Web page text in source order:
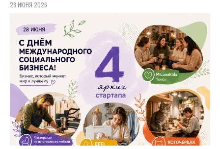
28 ИЮНЯ 2026